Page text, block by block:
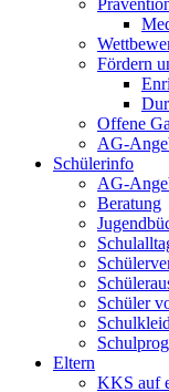
Fördern
Offene
AG-
Schülerinfo
AG-
Beratung
Schüler
Eltern
KKS auf